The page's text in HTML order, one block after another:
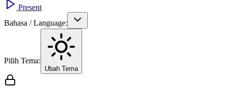
Present
Bahasa / Language:
Pilih Tema:
Ubah Tema